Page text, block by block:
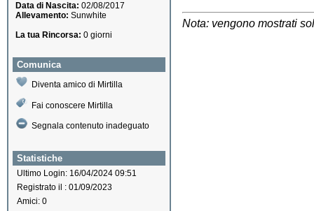
Data di Nascita: 02/08/2017
Allevamento: Sunwhite
La tua Rincorsa: 0 giorni
Comunica
Diventa amico di Mirtilla
Fai conoscere Mirtilla
Segnala contenuto inadeguato
Statistiche
Ultimo Login: 16/04/2024 09:51
Registrato il : 01/09/2023
Amici: 0
Nota: vengono mostrati